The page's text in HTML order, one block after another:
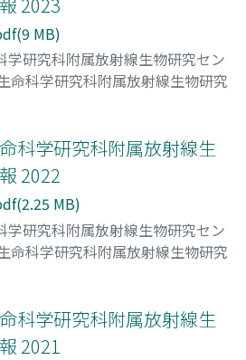
MB)
学研究科附属放射線生物研究セン
命科学研究科附属放射線生物研究
研究科附属放射線生物研究センタ
Kyoto University
科学研究科附属放射線生
2022
MB)
学研究科附属放射線生物研究セン
命科学研究科附属放射線生物研究
研究科附属放射線生物研究センタ
Kyoto University
科学研究科附属放射線生
2021